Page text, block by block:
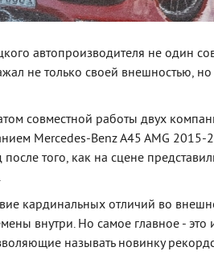
автопроизводителя не один
не только своей внешностью,
совместной работы двух
Mercedes-Benz A45 AMG 2015-
после того, как на сцене
кардинальных отличий во
внутри. Но самое главное - это
называть новинку